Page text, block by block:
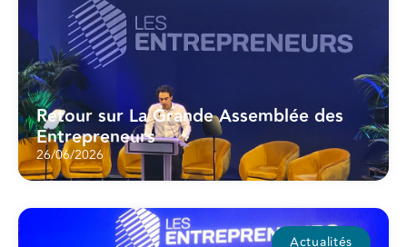
Retour sur La Grande Assemblée des
Entrepreneurs
26/06/2026
Actualités